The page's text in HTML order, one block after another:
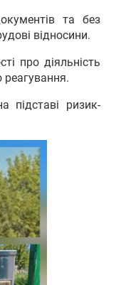
та без
відносини.
про діяльність
підставі ризик-